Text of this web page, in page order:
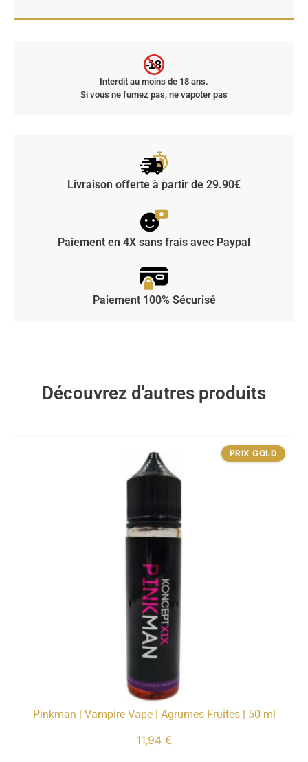
-18
Interdit au moins de 18 ans.
Si vous ne fumez pas, ne vapoter pas
Livraison offerte à partir de 29.90€
Paiement en 4X sans frais avec Paypal
Paiement 100% Sécurisé
Découvrez d'autres produits
Pinkman | Vampire Vape | Agrumes Fruités | 50 ml
11,94 €
PRIX GOLD